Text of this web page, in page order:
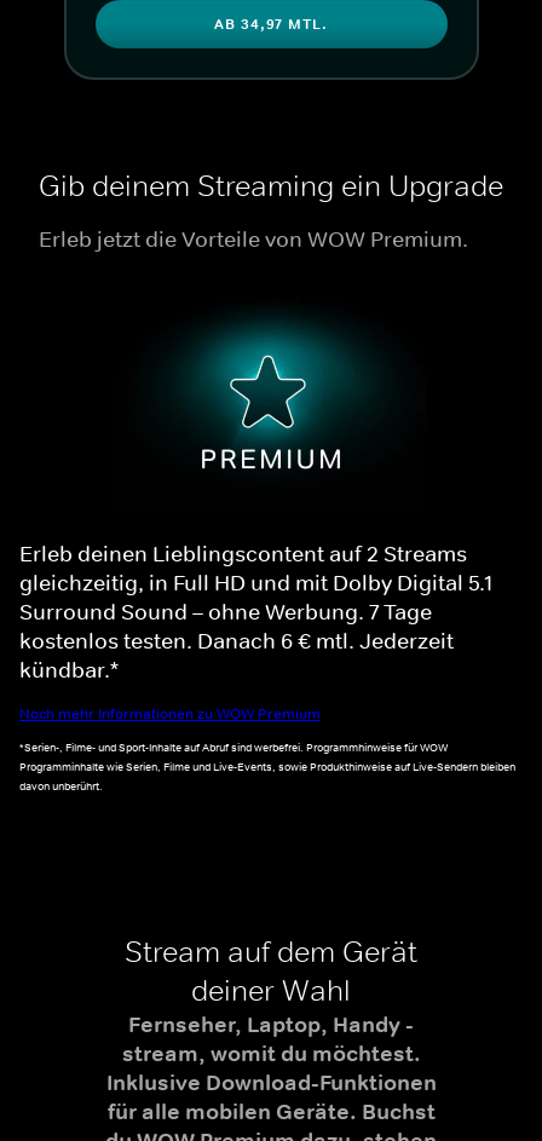
AB 34,97 MTL.
Gib deinem Streaming ein Upgrade
Erleb jetzt die Vorteile von WOW Premium.
Erleb deinen Lieblingscontent auf 2 Streams
gleichzeitig, in Full HD und mit Dolby Digital 5.1
Surround Sound – ohne Werbung. 7 Tage
kostenlos testen. Danach 6 € mtl. Jederzeit
kündbar.*
Noch mehr Informationen zu WOW Premium
*Serien-, Filme- und Sport-Inhalte auf Abruf sind werbefrei. Programmhinweise für WOW
Programminhalte wie Serien, Filme und Live-Events, sowie Produkthinweise auf Live-Sendern bleiben
davon unberührt.
Stream auf dem Gerät
deiner Wahl
Fernseher, Laptop, Handy -
stream, womit du möchtest.
Inklusive Download-Funktionen
für alle mobilen Geräte. Buchst